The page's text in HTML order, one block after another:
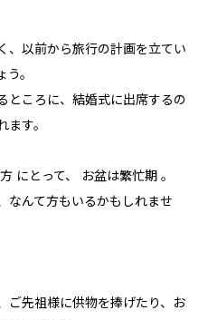
、以前から旅行の計画を立てい
。
ところに、結婚式に出席するの
ます。
にとって、 お盆は繁忙期 。
なんて方もいるかもしれませ
ご先祖様に供物を捧げたり、お